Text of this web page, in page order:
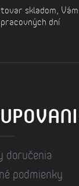
tovar skladom,
pracovných dní
doručenia
podmienky